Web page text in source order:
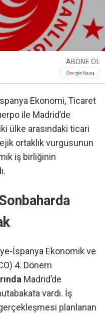
ABONE OL
Ekonomi, Ticaret
ile Madrid’de
ülke arasındaki ticari
ortaklık vurgusunun
iş birliğinin
İspanya Ekonomik ve
4. Dönem
Madrid’de
vardı. İş
gerçekleşmesi planlanan